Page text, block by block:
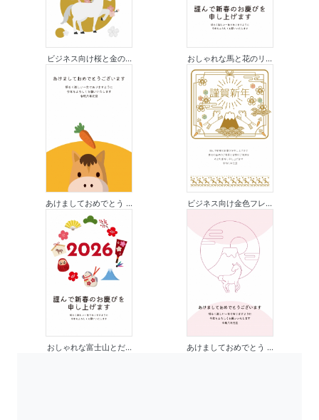
ビジネス向け桜と金の... おしゃれな馬と花のリ...
あけましておめでとう ... ビジネス向け金色フレ...
おしゃれな富士山とだ... あけましておめでとう ...